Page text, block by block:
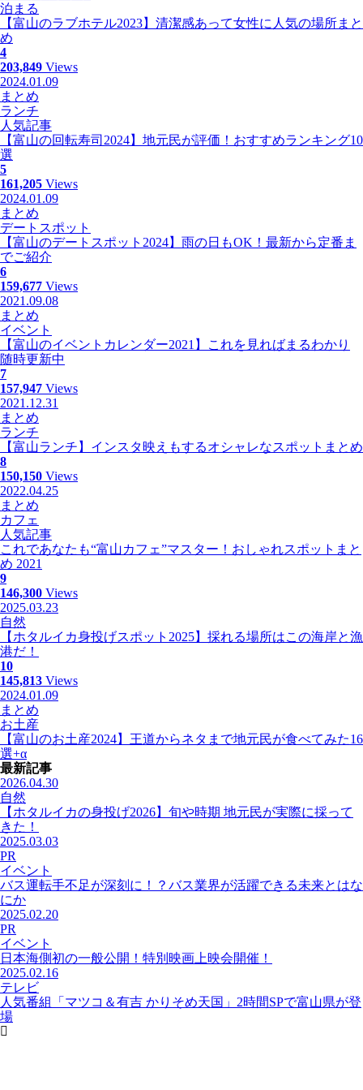
泊まる
【富山のラブホテル2023】清潔感あって女性に人気の場所まと
め
4
203,849 Views
2024.01.09
まとめ
ランチ
人気記事
【富山の回転寿司2024】地元民が評価！おすすめランキング10
選
5
161,205 Views
2024.01.09
まとめ
デートスポット
【富山のデートスポット2024】雨の日もOK！最新から定番ま
でご紹介
6
159,677 Views
2021.09.08
まとめ
イベント
【富山のイベントカレンダー2021】これを見ればまるわかり
随時更新中
7
157,947 Views
2021.12.31
まとめ
ランチ
【富山ランチ】インスタ映えもするオシャレなスポットまとめ
8
150,150 Views
2022.04.25
まとめ
カフェ
人気記事
これであなたも“富山カフェ”マスター！おしゃれスポットまと
め 2021
9
146,300 Views
2025.03.23
自然
【ホタルイカ身投げスポット2025】採れる場所はこの海岸と漁
港だ！
10
145,813 Views
2024.01.09
まとめ
お土産
【富山のお土産2024】王道からネタまで地元民が食べてみた16
選+α
最新記事
2026.04.30
自然
【ホタルイカの身投げ2026】旬や時期 地元民が実際に採って
きた！
2025.03.03
PR
イベント
バス運転手不足が深刻に！？バス業界が活躍できる未来とはな
にか
2025.02.20
PR
イベント
日本海側初の一般公開！特別映画上映会開催！
2025.02.16
テレビ
人気番組「マツコ＆有吉 かりそめ天国」2時間SPで富山県が登
場